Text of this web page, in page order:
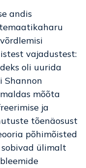
andis
vajadustest:
oli uurida
Shannon
mõõta
ja
tõenäosust
põhimõisted
sobivad ülimalt